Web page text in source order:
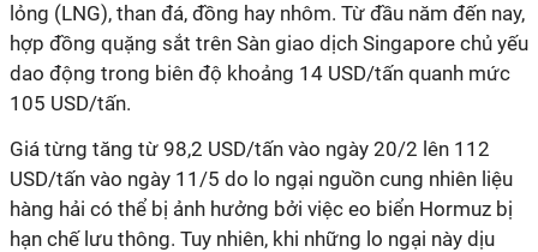
lỏng (LNG), than đá, đồng hay nhôm. Từ đầu năm đến nay,
hợp đồng quặng sắt trên Sàn giao dịch Singapore chủ yếu
dao động trong biên độ khoảng 14 USD/tấn quanh mức
105 USD/tấn.
Giá từng tăng từ 98,2 USD/tấn vào ngày 20/2 lên 112
USD/tấn vào ngày 11/5 do lo ngại nguồn cung nhiên liệu
hàng hải có thể bị ảnh hưởng bởi việc eo biển Hormuz bị
hạn chế lưu thông. Tuy nhiên, khi những lo ngại này dịu